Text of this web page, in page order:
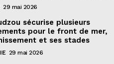
29 mai 2026
sécurise plusieurs
pour le front de mer,
et ses stades
29 mai 2026